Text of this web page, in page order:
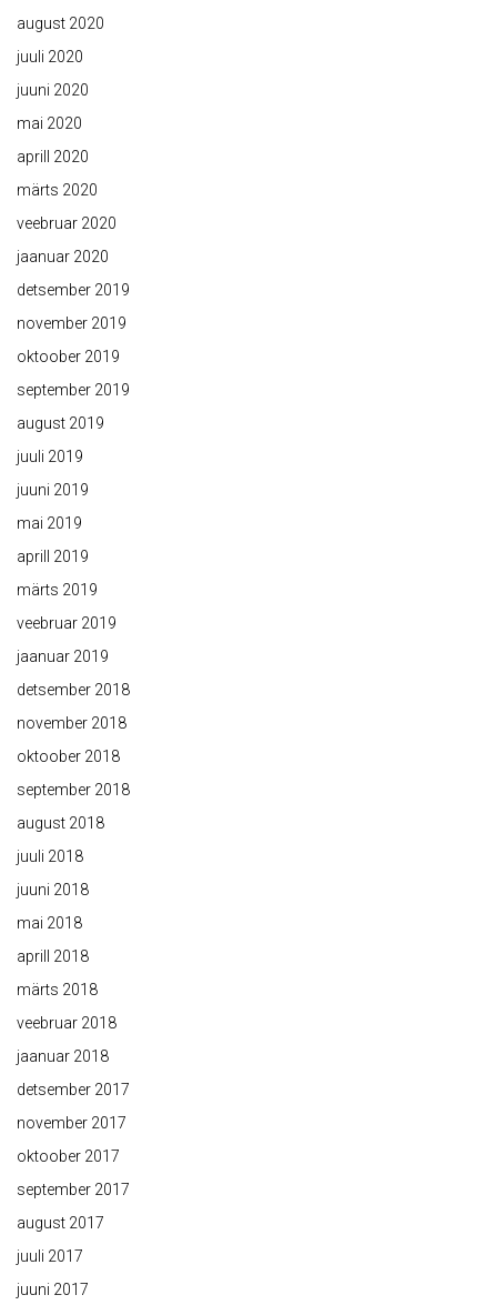
august 2020
juuli 2020
juuni 2020
mai 2020
aprill 2020
märts 2020
veebruar 2020
jaanuar 2020
detsember 2019
november 2019
oktoober 2019
september 2019
august 2019
juuli 2019
juuni 2019
mai 2019
aprill 2019
märts 2019
veebruar 2019
jaanuar 2019
detsember 2018
november 2018
oktoober 2018
september 2018
august 2018
juuli 2018
juuni 2018
mai 2018
aprill 2018
märts 2018
veebruar 2018
jaanuar 2018
detsember 2017
november 2017
oktoober 2017
september 2017
august 2017
juuli 2017
juuni 2017